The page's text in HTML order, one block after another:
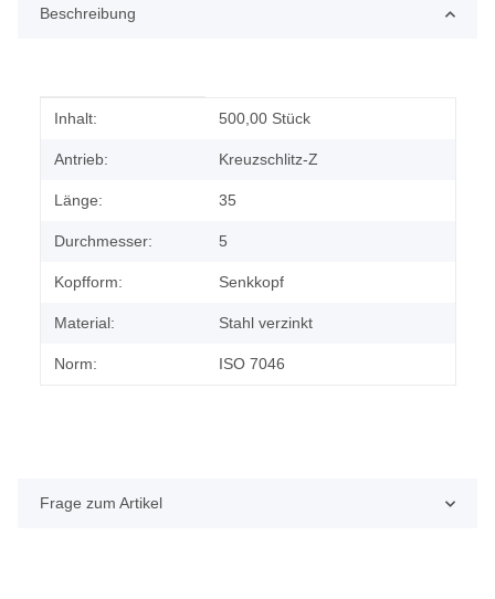
Beschreibung
Produkteigenschaft
Wert
Inhalt: 500,00 Stück
Antrieb: Kreuzschlitz-Z
Länge: 35
Durchmesser: 5
Kopfform: Senkkopf
Material: Stahl verzinkt
Norm: ISO 7046
Frage zum Artikel